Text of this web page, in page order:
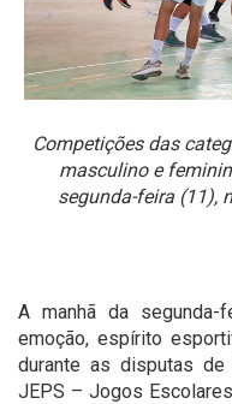
Competições das
masculino e
segunda-feira (11),
A manhã da
emoção, espírito
durante as disputas
JEPS – Jogos